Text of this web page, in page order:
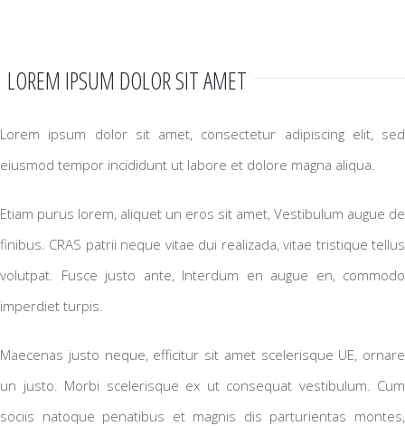
LOREM IPSUM DOLOR SIT AMET
Lorem ipsum dolor sit amet, consectetur adipiscing elit, sed
eiusmod tempor incididunt ut labore et dolore magna aliqua.
Etiam purus lorem, aliquet un eros sit amet, Vestibulum augue de
finibus. CRAS patrii neque vitae dui realizada, vitae tristique tellus
volutpat. Fusce justo ante, Interdum en augue en, commodo
imperdiet turpis.
Maecenas justo neque, efficitur sit amet scelerisque UE, ornare
un justo. Morbi scelerisque ex ut consequat vestibulum. Cum
sociis natoque penatibus et magnis dis parturientas montes,